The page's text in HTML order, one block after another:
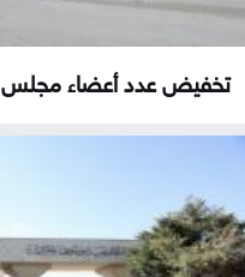
تخفيض عدد أعضاء مجلس